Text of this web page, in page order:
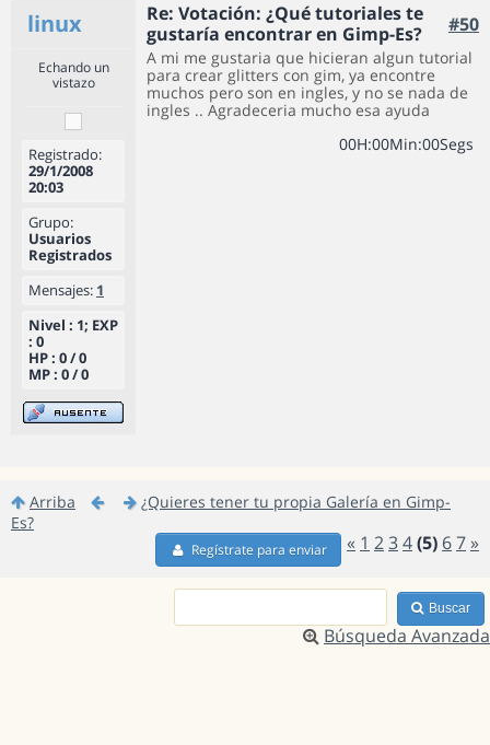
linux
Re: Votación: ¿Qué tutoriales te
gustaría encontrar en Gimp-Es?
#50
Echando un
vistazo
Registrado:
29/1/2008
20:03
Grupo:
Usuarios
Registrados
Mensajes: 1
Nivel : 1; EXP
: 0
HP : 0 / 0
MP : 0 / 0
A mi me gustaria que hicieran algun tutorial
para crear glitters con gim, ya encontre
muchos pero son en ingles, y no se nada de
ingles .. Agradeceria mucho esa ayuda
00H:00Min:00Segs
Arriba
¿Quieres tener tu propia Galería en Gimp-
Es?
« 1 234(5) 67 »
Regístrate para enviar
Buscar
Búsqueda Avanzada